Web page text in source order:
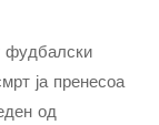
фудбалски
ја пренесоа
од